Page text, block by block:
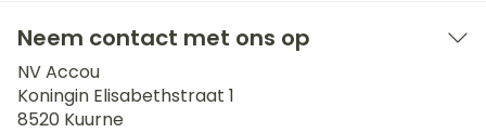
Neem contact met ons op
NV Accou
Koningin Elisabethstraat 1
8520 Kuurne